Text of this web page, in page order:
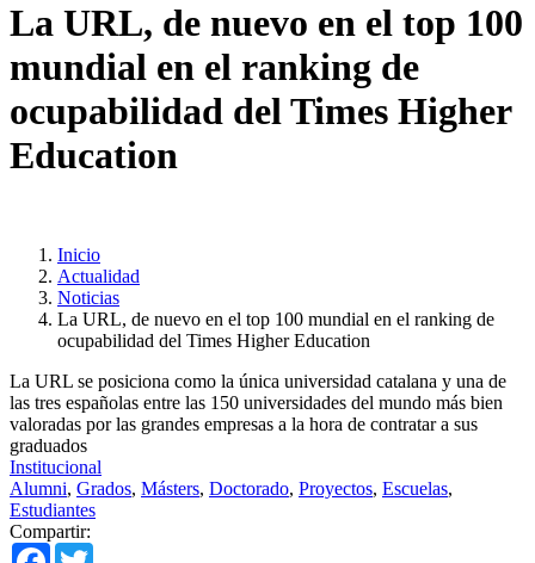
La URL, de nuevo en el top 100
mundial en el ranking de
ocupabilidad del Times Higher
Education
Inicio
Actualidad
Noticias
La URL, de nuevo en el top 100 mundial en el ranking de
ocupabilidad del Times Higher Education
La URL se posiciona como la única universidad catalana y una de
las tres españolas entre las 150 universidades del mundo más bien
valoradas por las grandes empresas a la hora de contratar a sus
graduados
Institucional
Alumni, Grados, Másters, Doctorado, Proyectos, Escuelas,
Estudiantes
Compartir:
Facebook